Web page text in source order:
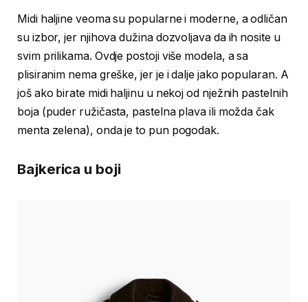
Midi haljine veoma su popularne i moderne, a odličan
su izbor, jer njihova dužina dozvoljava da ih nosite u
svim prilikama. Ovdje postoji više modela, a sa
plisiranim nema greške, jer je i dalje jako popularan. A
još ako birate midi haljinu u nekoj od nježnih pastelnih
boja (puder ružičasta, pastelna plava ili možda čak
menta zelena), onda je to pun pogodak.
Bajkerica u boji